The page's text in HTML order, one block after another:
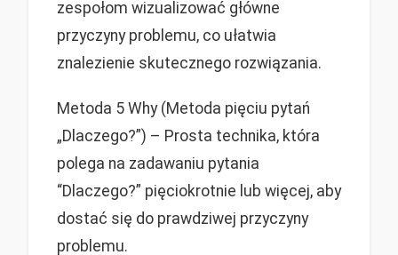
zespołom wizualizować główne
przyczyny problemu, co ułatwia
znalezienie skutecznego rozwiązania.
Metoda 5 Why (Metoda pięciu pytań
„Dlaczego?”) – Prosta technika, która
polega na zadawaniu pytania
“Dlaczego?” pięciokrotnie lub więcej, aby
dostać się do prawdziwej przyczyny
problemu.